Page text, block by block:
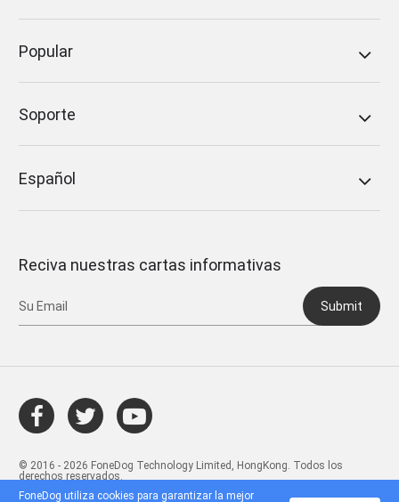
Popular
Soporte
Español
Reciva nuestras cartas informativas
Submit
© 2016 - 2026 FoneDog Technology Limited, HongKong. Todos los
derechos reservados.
FoneDog utiliza cookies para garantizar la mejor